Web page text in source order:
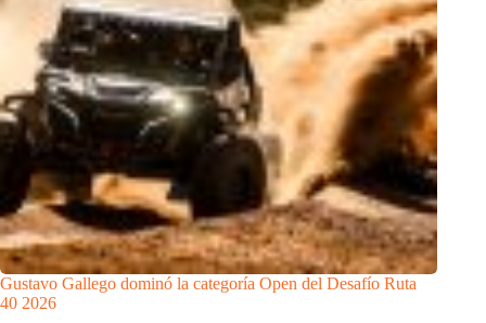
Gustavo Gallego dominó la categoría Open del Desafío Ruta
40 2026